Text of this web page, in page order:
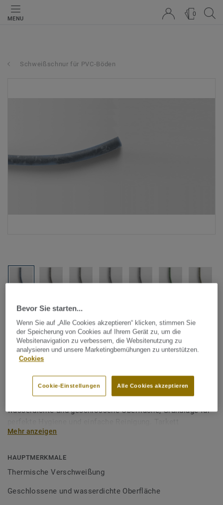
MENU
0
Schweißschnur für PVC-Böden
Tarkett Zubehör Komplettsortiment|Schweißschnüre
Schweißschnur für PVC-Böden
- Multicolour PEGASUS 280
Schweißschnüre werden zur thermischen Verschweißung
zweier PVC-Bahnen verwendet und sorgen für eine
wasserdichte und geschlossene Oberfläche, Grundlage für
Schweißschnüre sind erhältlich in den Varianten Uni und
Bodenbelagssortiment abgestimmt. Durch die Verwendung
von Kontrastfarben lassen sich auch besondere
Mehr anzeigen
HAUPTMERKMALE
Thermische Verschweißung
Geschlossene und wasserdichte Oberfläche
Bevor Sie starten...
Wenn Sie auf „Alle Cookies akzeptieren“ klicken, stimmen Sie
der Speicherung von Cookies auf Ihrem Gerät zu, um die
Websitenavigation zu verbessern, die Websitenutzung zu
analysieren und unsere Marketingbemühungen zu unterstützen.
Cookies
Alle Cookies akzeptieren
Cookie-Einstellungen